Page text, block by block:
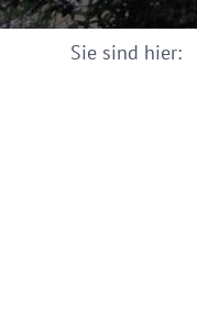
Sie sind hier: